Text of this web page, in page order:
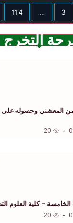
3
…
114
التخرج
0
20
– كلية العلوم
0
20